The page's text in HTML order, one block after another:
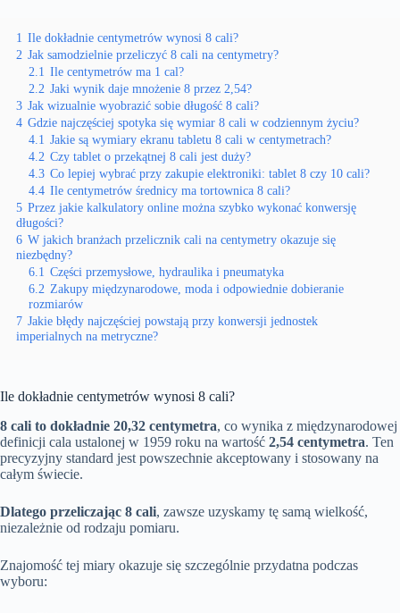
1 Ile dokładnie centymetrów wynosi 8 cali?
2 Jak samodzielnie przeliczyć 8 cali na centymetry?
2.1 Ile centymetrów ma 1 cal?
2.2 Jaki wynik daje mnożenie 8 przez 2,54?
3 Jak wizualnie wyobrazić sobie długość 8 cali?
4 Gdzie najczęściej spotyka się wymiar 8 cali w codziennym życiu?
4.1 Jakie są wymiary ekranu tabletu 8 cali w centymetrach?
4.2 Czy tablet o przekątnej 8 cali jest duży?
4.3 Co lepiej wybrać przy zakupie elektroniki: tablet 8 czy 10 cali?
4.4 Ile centymetrów średnicy ma tortownica 8 cali?
5 Przez jakie kalkulatory online można szybko wykonać konwersję
długości?
6 W jakich branżach przelicznik cali na centymetry okazuje się
niezbędny?
6.1 Części przemysłowe, hydraulika i pneumatyka
6.2 Zakupy międzynarodowe, moda i odpowiednie dobieranie
rozmiarów
7 Jakie błędy najczęściej powstają przy konwersji jednostek
imperialnych na metryczne?
Ile dokładnie centymetrów wynosi 8 cali?
8 cali to dokładnie 20,32 centymetra, co wynika z międzynarodowej
definicji cala ustalonej w 1959 roku na wartość 2,54 centymetra. Ten
precyzyjny standard jest powszechnie akceptowany i stosowany na
całym świecie.
Dlatego przeliczając 8 cali, zawsze uzyskamy tę samą wielkość,
niezależnie od rodzaju pomiaru.
Znajomość tej miary okazuje się szczególnie przydatna podczas
wyboru: